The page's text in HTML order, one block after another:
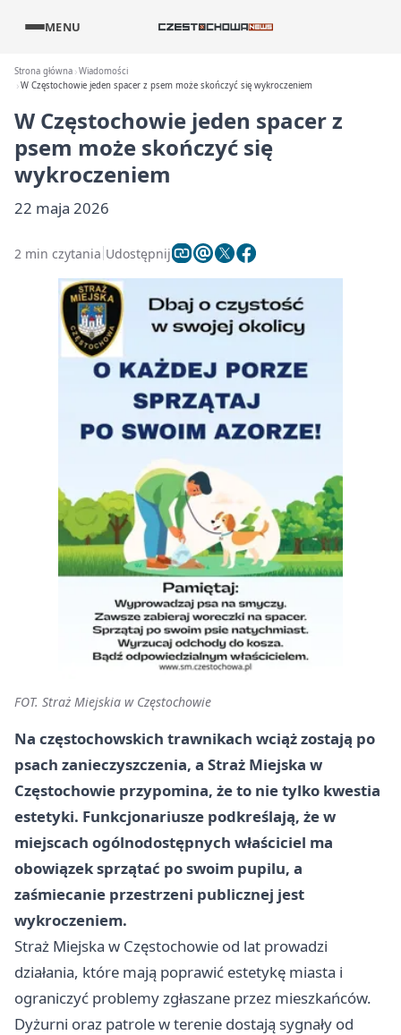
MENU
Strona główna Wiadomości
W Częstochowie jeden spacer z psem może skończyć się wykroczeniem
W Częstochowie jeden spacer z
psem może skończyć się
wykroczeniem
22 maja 2026
2 min czytania Udostępnij
FOT. Straż Miejskia w Częstochowie
Na częstochowskich trawnikach wciąż zostają po
psach zanieczyszczenia, a Straż Miejska w
Częstochowie przypomina, że to nie tylko kwestia
estetyki. Funkcjonariusze podkreślają, że w
miejscach ogólnodostępnych właściciel ma
obowiązek sprzątać po swoim pupilu, a
zaśmiecanie przestrzeni publicznej jest
wykroczeniem.
Straż Miejska w Częstochowie od lat prowadzi
działania, które mają poprawić estetykę miasta i
ograniczyć problemy zgłaszane przez mieszkańców.
Dyżurni oraz patrole w terenie dostają sygnały od